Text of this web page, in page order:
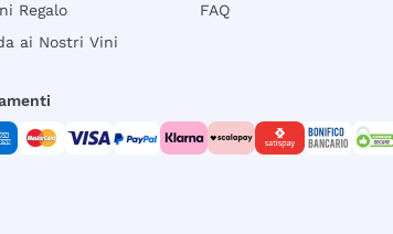
Regalo
ai Nostri Vini
FAQ